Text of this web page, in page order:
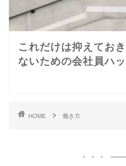
これだけは抑えてお
ないための会社員ハ
HOME 働き方